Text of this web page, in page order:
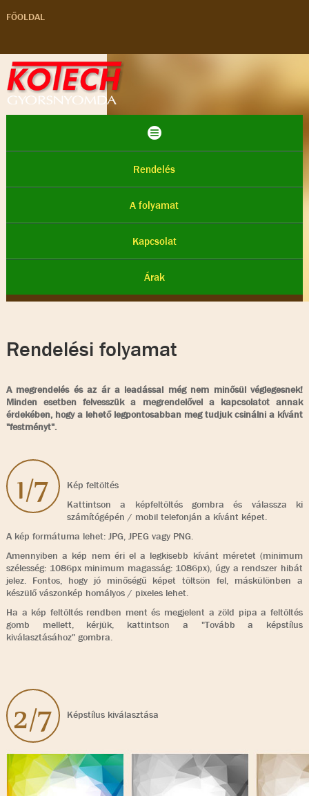
FŐOLDAL
Rendelés
A folyamat
Kapcsolat
Árak
Rendelési folyamat
A megrendelés és az ár a leadással még nem minősül véglegesnek!
Minden esetben felvesszük a megrendelővel a kapcsolatot annak
érdekében, hogy a lehető legpontosabban meg tudjuk csinálni a kívánt
"festményt".
1/7
Kép feltöltés
Kattintson a képfeltöltés gombra és válassza ki
számítógépén / mobil telefonján a kívánt képet.
A kép formátuma lehet: JPG, JPEG vagy PNG.
Amennyiben a kép nem éri el a legkisebb kívánt méretet (minimum
szélesség: 1086px minimum magasság: 1086px), úgy a rendszer hibát
jelez. Fontos, hogy jó minőségű képet töltsön fel, máskülönben a
készülő vászonkép homályos / pixeles lehet.
Ha a kép feltöltés rendben ment és megjelent a zöld pipa a feltöltés
gomb mellett, kérjük, kattintson a "Tovább a képstílus
kiválasztásához" gombra.
2/7 Képstílus kiválasztása